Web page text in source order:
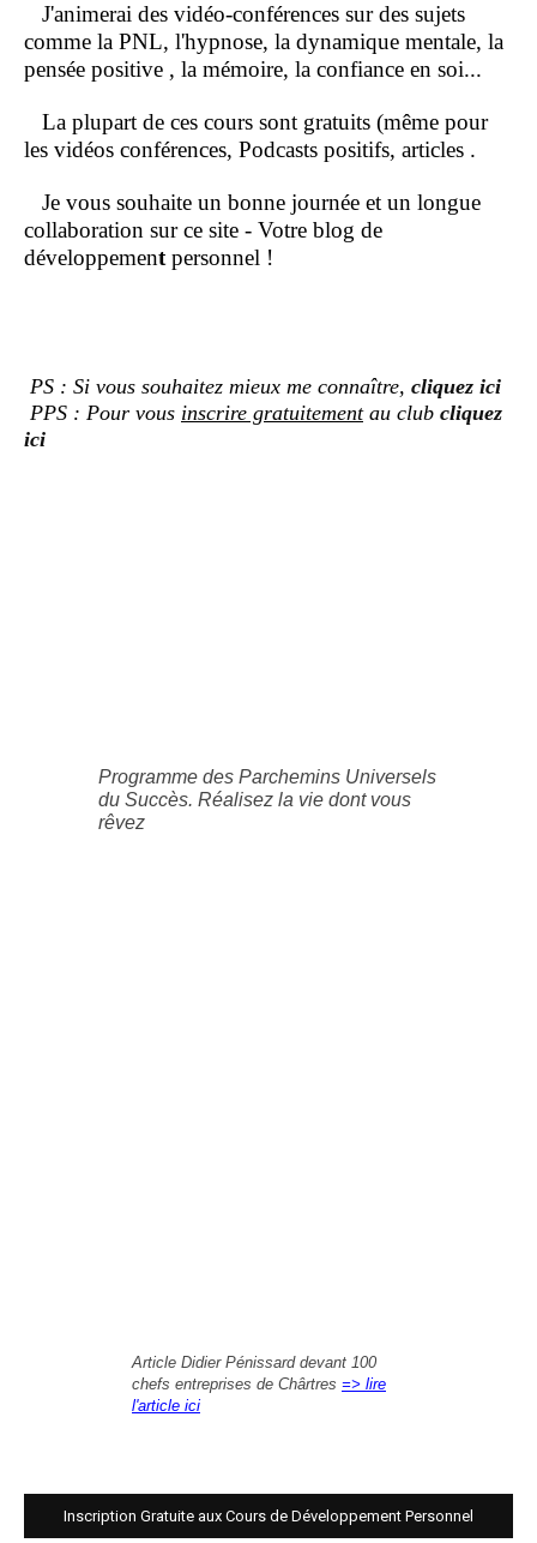
J'animerai des vidéo-conférences sur des sujets
comme la PNL, l'hypnose, la dynamique mentale, la
pensée positive , la mémoire, la confiance en soi...
La plupart de ces cours sont gratuits (même pour
les vidéos conférences, Podcasts positifs, articles .
Je vous souhaite un bonne journée et un longue
collaboration sur ce site - Votre blog de
développementpersonnel !
PS : Si vous souhaitez mieux me connaître, cliquez ici
PPS : Pour vous inscrire gratuitementau club cliquez
ici
Programme des Parchemins Universels
du Succès. Réalisez la vie dont vous
rêvez
Article Didier Pénissard devant 100
chefs entreprises de Chârtres => lire
l'article ici
Inscription Gratuite aux Cours de Développement Personnel